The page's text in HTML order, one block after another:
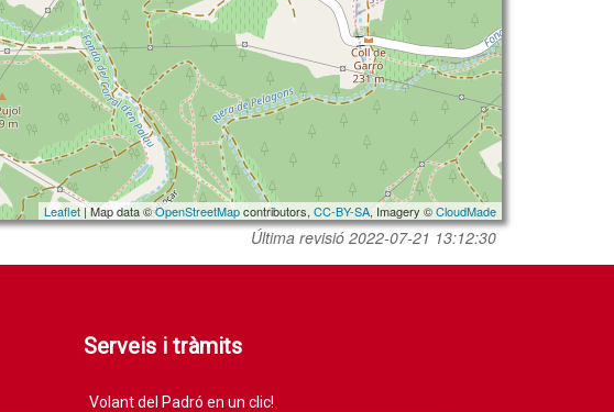
Leaflet | Map data ©OpenStreetMapcontributors, CC-BY-SA, Imagery ©CloudMade
Última revisió 2022-07-21 13:12:30
Serveis i tràmits
Volant del Padró en un clic!